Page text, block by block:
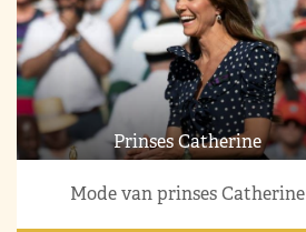
Prinses Catherine
Mode van prinses Catherine